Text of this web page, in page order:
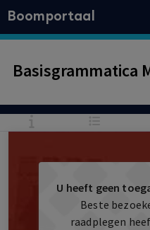
Boomportaal
Basisgrammatica
U heeft geen
Beste
raadplegen